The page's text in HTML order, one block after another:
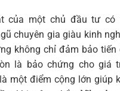
của một chủ đầu tư có
chuyên gia giàu kinh
không chỉ đảm bảo
là bảo chứng cho giá
một điểm cộng lớn giúp